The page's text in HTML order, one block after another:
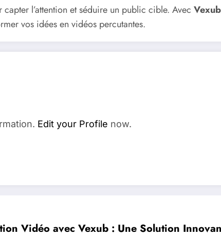
l’attention et séduire un public cible. Avec Vexub
vos idées en vidéos percutantes.
Edit your Profile now.
Vidéo avec Vexub : Une Solution